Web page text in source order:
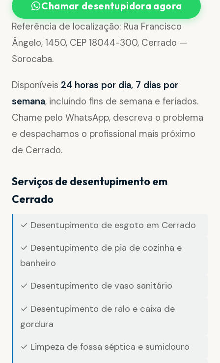
Chamar desentupidora agora
Referência de localização: Rua Francisco
Ângelo, 1450, CEP 18044-300, Cerrado —
Sorocaba.
Disponíveis 24 horas por dia, 7 dias por
semana, incluindo fins de semana e feriados.
Chame pelo WhatsApp, descreva o problema
e despachamos o profissional mais próximo
de Cerrado.
Serviços de desentupimento em
Cerrado
✓ Desentupimento de esgoto em Cerrado
✓ Desentupimento de pia de cozinha e
banheiro
✓ Desentupimento de vaso sanitário
✓ Desentupimento de ralo e caixa de
gordura
✓ Limpeza de fossa séptica e sumidouro